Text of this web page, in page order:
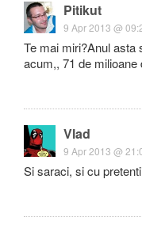
Pitikut
9 Apr 2013 @
Te mai miri?Anul asta
acum,, 71 de milioane
Vlad
9 Apr 2013 @
Si saraci, si cu